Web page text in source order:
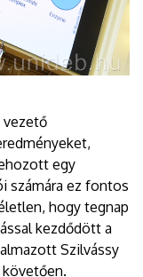
vezető
egy
számára ez fontos
hogy tegnap
kezdődött a
Szilvássy